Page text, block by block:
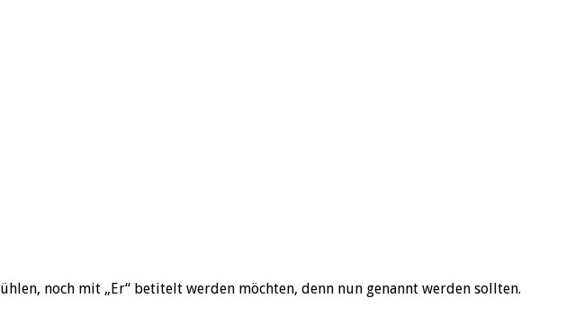
noch mit „Er“ betitelt werden möchten, denn nun genannt werden sollten.